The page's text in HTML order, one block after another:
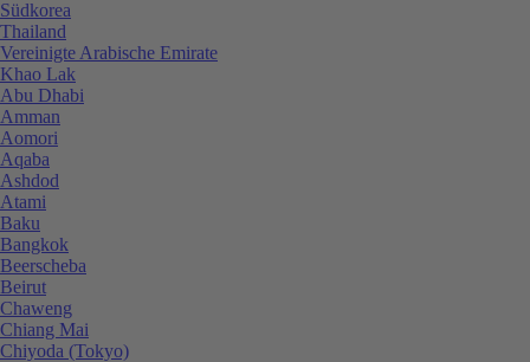
Südkorea
Thailand
Vereinigte Arabische Emirate
Khao Lak
Abu Dhabi
Amman
Aomori
Aqaba
Ashdod
Atami
Baku
Bangkok
Beerscheba
Beirut
Chaweng
Chiang Mai
Chiyoda (Tokyo)